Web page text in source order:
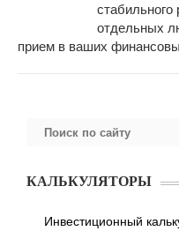
стабильного
отдельных
прием в ваших
КАЛЬКУЛЯТОРЫ
Инвестиционный